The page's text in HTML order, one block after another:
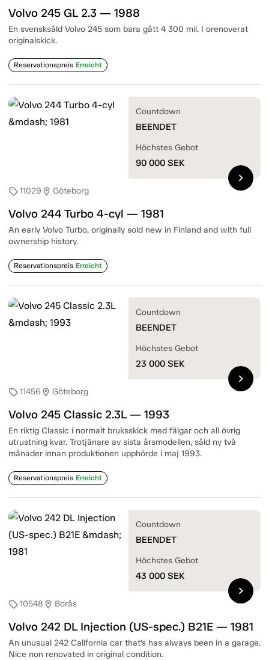
Volvo 245 GL 2.3 — 1988
En svensksåld Volvo 245 som bara gått 4 300 mil. I orenoverat
originalskick.
Reservationspreis Erreicht
sell11029 location_on Göteborg
Volvo 244 Turbo 4-cyl — 1981
An early Volvo Turbo, originally sold new in Finland and with full
ownership history.
Reservationspreis Erreicht
Countdown
BEENDET
Höchstes Gebot
90 000 SEK
chevron_right
sell11456 location_on Göteborg
Volvo 245 Classic 2.3L — 1993
En riktig Classic i normalt bruksskick med fälgar och all övrig
utrustning kvar. Trotjänare av sista årsmodellen, såld ny två
månader innan produktionen upphörde i maj 1993.
Reservationspreis Erreicht
Countdown
BEENDET
Höchstes Gebot
23 000 SEK
chevron_right
sell10548 location_on Borås
Volvo 242 DL Injection (US-spec.) B21E — 1981
An unusual 242 California car that’s has always been in a garage.
Nice non renovated in original condition.
Countdown
BEENDET
Höchstes Gebot
43 000 SEK
chevron_right